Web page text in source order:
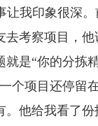
让我印象很深
去考察项目，
就是“你的分拣
个项目还停留
他给我看了份